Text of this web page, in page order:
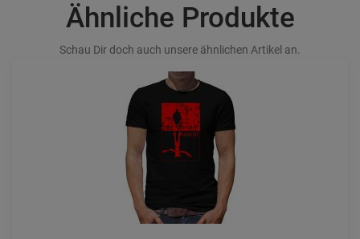
Ähnliche Produkte
Schau Dir doch auch unsere ähnlichen Artikel an.